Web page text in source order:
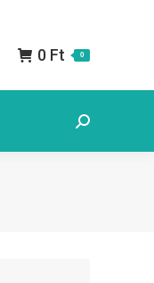
0 Ft 0
Search: